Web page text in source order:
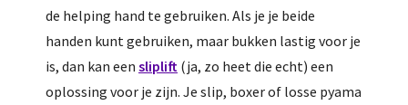
de helping hand te gebruiken. Als je je beide
handen kunt gebruiken, maar bukken lastig voor je
is, dan kan een sliplift (ja, zo heet die echt) een
oplossing voor je zijn. Je slip, boxer of losse pyama